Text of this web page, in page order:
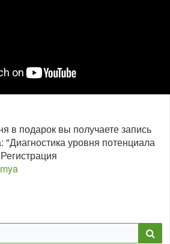
в подарок вы получаете запись
"Диагностика уровня потенциала